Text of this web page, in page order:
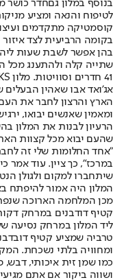
בנוסף במלון גםחדר כושר
לטיפוח והנאה ומציע
קוסמטיקה מתקדמים
בקומה הרביעית לצד
בהן אפשר לשבת שעות
שתייה קלה ולהתענג מכל
41 חדרים וסוויטות. מלון OAKS,צילום: אופיר משה
אג'ואד אבו שאהין הבעלים
הארץ והרצון לחבר את
ומאמין שאנשים יבואו,
שהעם יבוא מכל קצוות
"אחד החלומות שלי זה
במרכז", כך ציין. עוד אמר
שיתחברו למקום ולגולן
מכן המלחמה הארוכה
קטיף דודבנים במרחק
ליד המלון במרחק נסיעה
טרביה שמציע קטיף
ומחוויה בלתי נשכחת.
כמו שמן זית איכותי, דבש,
ושווה ביקור אם אתם